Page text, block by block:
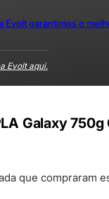
Evolt garantimos o
Evolt aqui.
Galaxy 750g
que compraram